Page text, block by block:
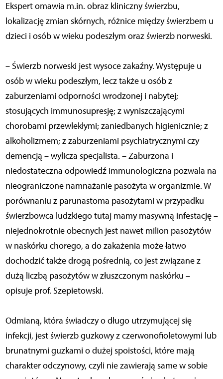
Ekspert omawia m.in. obraz kliniczny świerzbu,
lokalizację zmian skórnych, różnice między świerzbem u
dzieci i osób w wieku podeszłym oraz świerzb norweski.
– Świerzb norweski jest wysoce zakaźny. Występuje u
osób w wieku podeszłym, lecz także u osób z
zaburzeniami odporności wrodzonej i nabytej;
stosujących immunosupresję; z wyniszczającymi
chorobami przewlekłymi; zaniedbanych higienicznie; z
alkoholizmem; z zaburzeniami psychiatrycznymi czy
demencją – wylicza specjalista. – Zaburzona i
niedostateczna odpowiedź immunologiczna pozwala na
nieograniczone namnażanie pasożyta w organizmie. W
porównaniu z parunastoma pasożytami w przypadku
świerzbowca ludzkiego tutaj mamy masywną infestację –
niejednokrotnie obecnych jest nawet milion pasożytów
w naskórku chorego, a do zakażenia może łatwo
dochodzić także drogą pośrednią, co jest związane z
dużą liczbą pasożytów w złuszczonym naskórku –
opisuje prof. Szepietowski.
Odmianą, która świadczy o długo utrzymującej się
infekcji, jest świerzb guzkowy z czerwonofioletowymi lub
brunatnymi guzkami o dużej spoistości, które mają
charakter odczynowy, czyli nie zawierają same w sobie